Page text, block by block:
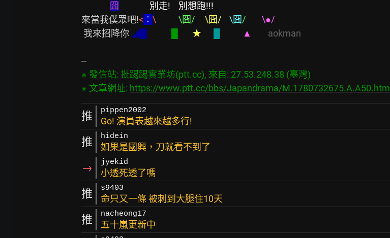
囧
別走!    別想跑!!!
來當我僕眾吧!< ︰ \ \囧/ \囧/ \囧/ \●/
我來招降你 ◢█ ★ ▲ aokman
※ 發信站: 批踢踢實業坊(ptt.cc), 來自: 27.53.248.38 (臺灣)
※ 文章網址: https://www.ptt.cc/bbs/Japandrama/M.1780732675.A.A50.html
推 pippen2002
Go! 演員表越來越多行!
推 hidein
如果是國興，刀就看不到了
→ jyekid
小透死透了嗎
推 s9403
命只又一條 被刺到大腿住10天
推 nacheong17
五十嵐更新中